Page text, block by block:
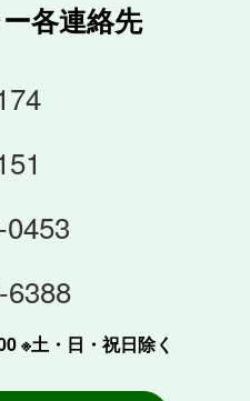
各連絡先
6388
※土・日・祝日除く